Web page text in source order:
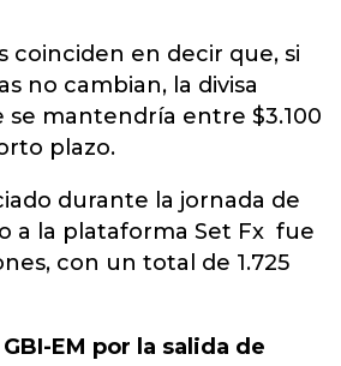
coinciden en decir que, si
no cambian, la divisa
se mantendría entre $3.100
plazo.
durante la jornada de
a la plataforma Set Fx fue
con un total de 1.725
EM por la salida de